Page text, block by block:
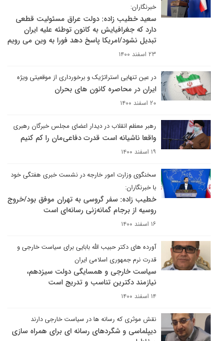
خبرنگاران:
سعید خطیب زاده: دولت عراق مسئولیت قطعی
دارد که جغرافیایش به کانون توطئه علیه ایران
تبدیل نشود/امریکا پاسخ دهد فورا به وین می رویم
۲۳ اسفند ۱۴۰۰
در عین تنهایی استراتژیک و برخورداری از موقعیتی ویژه
ایران در محاصره کانون های بحران
۲۰ اسفند ۱۴۰۰
رهبر معظم انقلاب در دیدار اعضای مجلس خبرگان رهبری
واقعا ناشیانه است قدرت دفاعی‌مان را کم کنیم
۱۹ اسفند ۱۴۰۰
سخنگوی وزارت امور خارجه در نشست خبری هفتگی خود
با خبرنگاران:
خطیب زاده: سفر گروسی به تهران موفق بود/خروج
روسیه از برجام گمانه‌زنی رسانه‌ای است
۱۶ اسفند ۱۴۰۰
آورده های دکتر حبیب الله بابایی برای سیاست خارجی و
قدرت نرم جمهوری اسلامی ایران
سیاست خارجی و همسایگی دولت سیزدهم،
نیازمند دکترین تناسب و تدریج است
۱۴ اسفند ۱۴۰۰
نقش موثری که رسانه ها در سیاست خارجی دارند
دیپلماسی و شگردهای رسانه ای برای همراه سازی